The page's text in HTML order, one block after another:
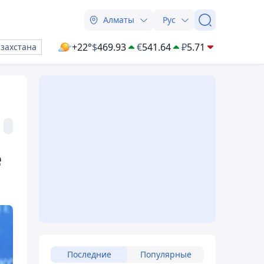
Алматы Рус
+22°$469.93 €541.64 ₽5.71
Последние Популярные